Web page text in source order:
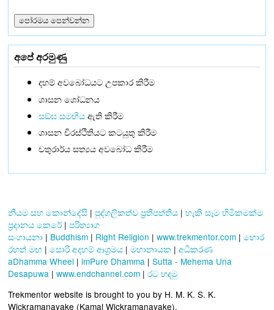
අපේ අරමුණු
දහම් අවබෝධයට උපකාර කිරීම
ශාසන ශෝධනය
සඞ්‌ඝ සමඟියඇති කිරීම
ශාසන චිරස්ථිතියට කටයුතු කිරීම
චතුරාර්ය සත්‍යය අවබෝධ කිරීම
නියම සහ කොන්දේසි | පුද්ගලිකත්ව ප්‍රතිපත්තිය | හැකි සෑම හිමිකමක්ම
ප්‍රදානය කෙරේ | පරිත්‍යාග
සංගායනා | Buddhism | Right Religion | www.trekmentor.com | හොර
රහත් මඟ | සොරි අදහම් ආශ්‍රමය | මහානායක | අධිකරණ
aDhamma Wheel | imPure Dhamma | Sutta - Mehema Una
Desapuwa | www.endchannel.com | රට හදමු
Trekmentor website is brought to you by H. M. K. S. K.
Wickramanayake (Kamal Wickramanayake).